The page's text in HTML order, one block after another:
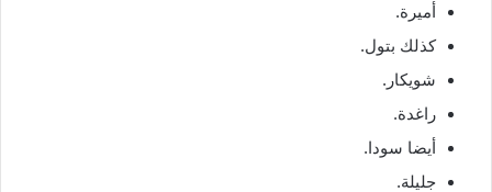
أميرة.
كذلك بتول.
شويكار.
راغدة.
أيضا سودا.
جليلة.